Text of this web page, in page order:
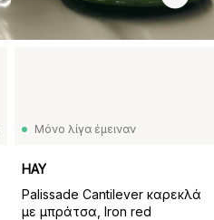
Μόνο λίγα έμειναν
HAY
Palissade Cantilever καρεκλά
με μπράτσα, Iron red